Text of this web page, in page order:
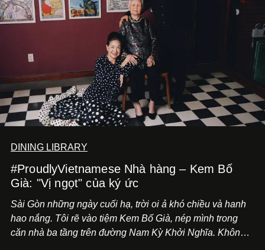
DINING LIBRARY
#ProudlyVietnamese Nhà hàng – Kem Bố
Già: "Vị ngọt" của ký ức
Sài Gòn những ngày cuối hạ, trời oi ả khó chiều và hanh
hao nắng. Tôi rẽ vào tiệm Kem Bố Già, nép mình trong
căn nhà ba tầng trên đường Nam Kỳ Khởi Nghĩa. Không